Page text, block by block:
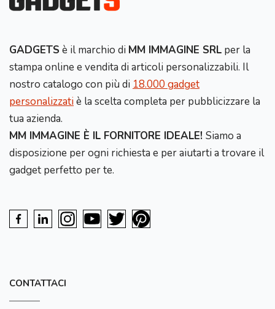
GADGETS è il marchio di MM IMMAGINE SRL per la
stampa online e vendita di articoli personalizzabili. Il
nostro catalogo con più di 18.000 gadget
personalizzatiè la scelta completa per pubblicizzare la
tua azienda.
MM IMMAGINE È IL FORNITORE IDEALE! Siamo a
disposizione per ogni richiesta e per aiutarti a trovare il
gadget perfetto per te.
CONTATTACI